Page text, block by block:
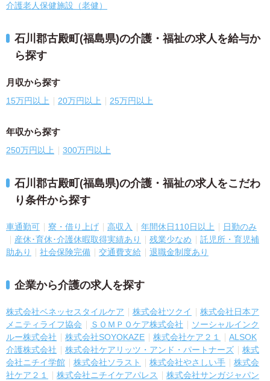
介護老人保健施設（老健）
石川郡古殿町(福島県)の介護・福祉の求人を給与か
ら探す
月収から探す
15万円以上 20万円以上 25万円以上
年収から探す
250万円以上 300万円以上
石川郡古殿町(福島県)の介護・福祉の求人をこだわ
り条件から探す
車通勤可 寮・借り上げ 高収入 年間休日110日以上
日勤のみ
産休･育休･介護休暇取得実績あり
残業少なめ
託児所・育児補
助あり
社会保険完備 交通費支給 退職金制度あり
企業から介護の求人を探す
株式会社ベネッセスタイルケア 株式会社ツクイ
株式会社日本ア
メニティライフ協会
ＳＯＭＰＯケア株式会社
ソーシャルインク
ルー株式会社
株式会社SOYOKAZE 株式会社ケア２１
ALSOK
介護株式会社
株式会社ケアリッツ・アンド・パートナーズ
株式
会社ニチイ学館
株式会社ソラスト 株式会社やさしい手
株式会
社ケア２１
株式会社ニチイケアパレス
株式会社サンガジャパン